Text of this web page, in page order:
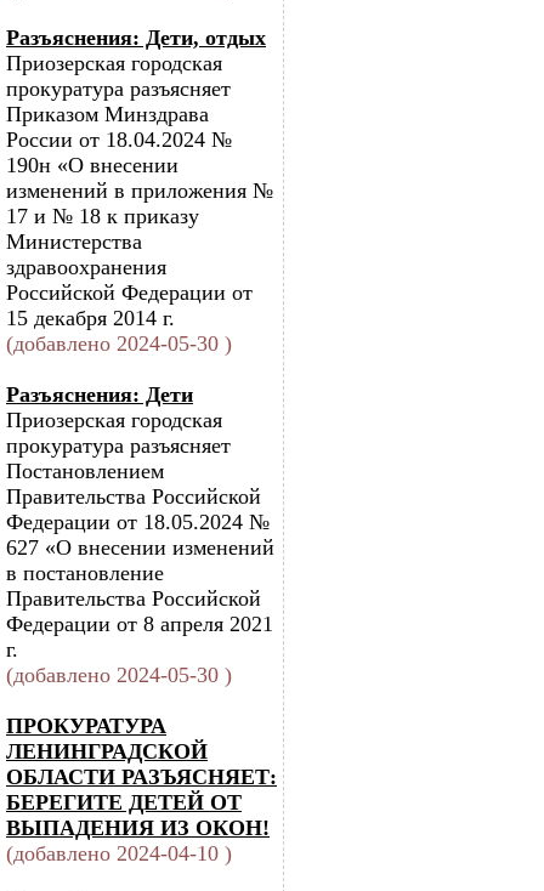
Разъяснения: Дети, отдых
Приозерская городская
прокуратура разъясняет
Приказом Минздрава
России от 18.04.2024 №
190н «О внесении
изменений в приложения №
17 и № 18 к приказу
Министерства
здравоохранения
Российской Федерации от
15 декабря 2014 г.
(добавлено 2024-05-30 )
Разъяснения: Дети
Приозерская городская
прокуратура разъясняет
Постановлением
Правительства Российской
Федерации от 18.05.2024 №
627 «О внесении изменений
в постановление
Правительства Российской
Федерации от 8 апреля 2021
г.
(добавлено 2024-05-30 )
ПРОКУРАТУРА
ЛЕНИНГРАДСКОЙ
ОБЛАСТИ РАЗЪЯСНЯЕТ:
БЕРЕГИТЕ ДЕТЕЙ ОТ
ВЫПАДЕНИЯ ИЗ ОКОН!
(добавлено 2024-04-10 )